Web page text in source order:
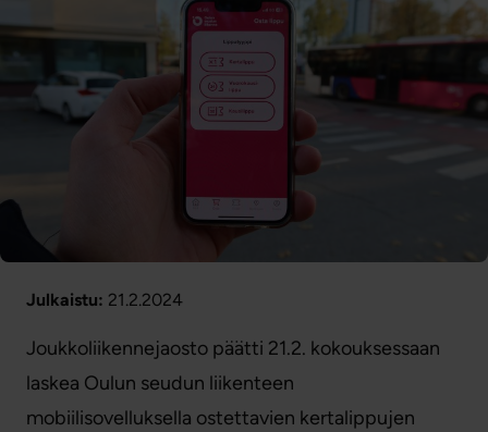
Julkaistu: 21.2.2024
Joukkoliikennejaosto päätti 21.2. kokouksessaan
laskea Oulun seudun liikenteen
mobiilisovelluksella ostettavien kertalippujen